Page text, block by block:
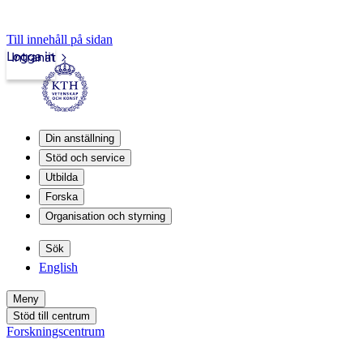
Till innehåll på sidan
Intranät
Logga in
Din anställning
Stöd och service
Utbilda
Forska
Organisation och styrning
Sök
English
Meny
Stöd till centrum
Forskningscentrum